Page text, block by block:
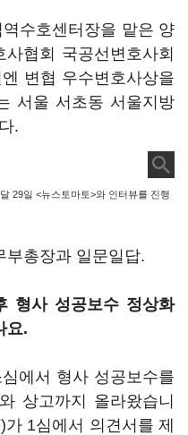
수호센터장을 맡은 양
협회 국공선변호사회
변협 우수변호사상을
서울 서초동 서울지방
.
29일 <뉴스토마토>와 인터뷰를 진행
부총장과 일문일답.
형사 성공보수 정상화
요.
에서 형사 성공보수를
상고까지 올라왔습니
1심에서 의견서를 제